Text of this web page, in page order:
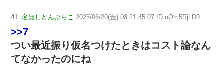
41: 名無しどんぶらこ 2025/06/20(金) 08:21:45.07 ID:uOm5RjLD0
>>7
つい最近振り仮名つけたときはコスト論なん
てなかったのにね